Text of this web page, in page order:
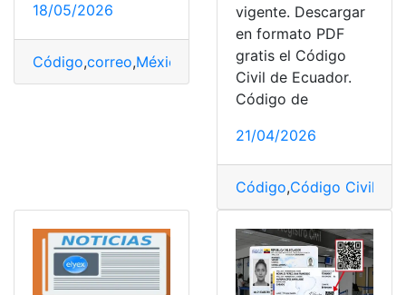
18/05/2026
Código,correo,México Sociedad
vigente. Descargar
en formato PDF
gratis el Código
Civil de Ecuador.
Código de
21/04/2026
Código,Código Civil